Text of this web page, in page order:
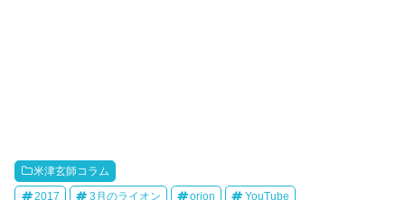
米津玄師コラム
2017 3月のライオン orion YouTube